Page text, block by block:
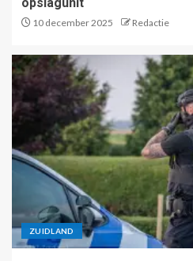
10 december 2025 Redactie
ZUIDLAND